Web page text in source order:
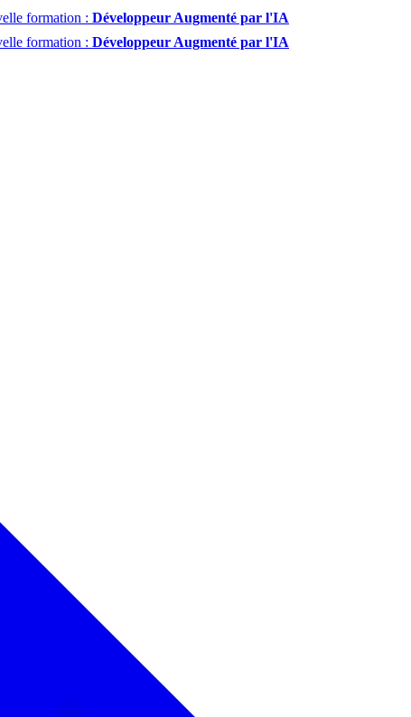
formation : Développeur Augmenté par l'IA
formation : Développeur Augmenté par l'IA